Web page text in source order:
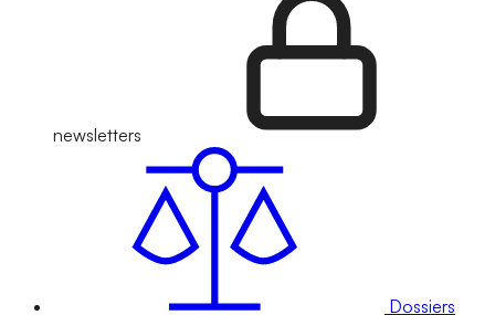
newsletters
Dossiers